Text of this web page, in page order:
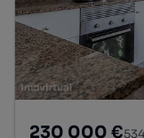
230 000 €